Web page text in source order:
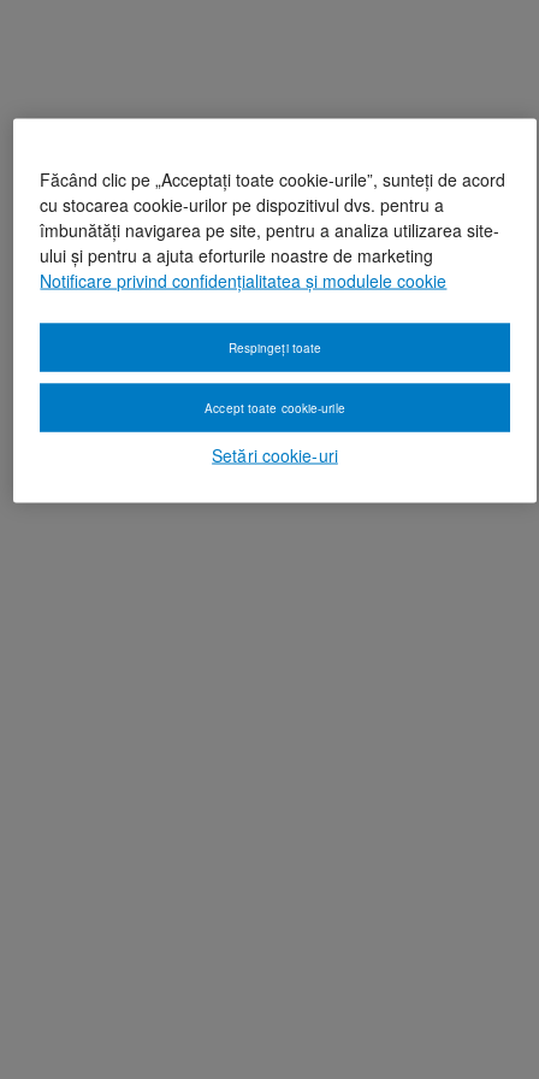
Făcând clic pe „Acceptați toate cookie-urile”, sunteți de acord
cu stocarea cookie-urilor pe dispozitivul dvs. pentru a
îmbunătăți navigarea pe site, pentru a analiza utilizarea site-
ului și pentru a ajuta eforturile noastre de marketing
Notificare privind confidențialitatea și modulele cookie
Setări cookie-uri
Respingeți toate
Accept toate cookie-urile